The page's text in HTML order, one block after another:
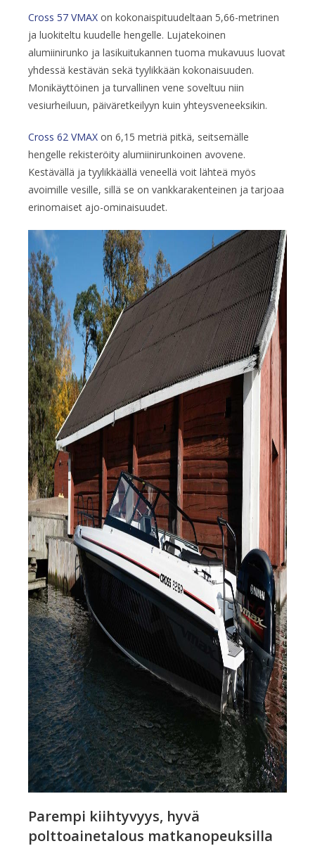
Cross 57 VMAX on kokonaispituudeltaan 5,66-metrinen
ja luokiteltu kuudelle hengelle. Lujatekoinen
alumiinirunko ja lasikuitukannen tuoma mukavuus luovat
yhdessä kestävän sekä tyylikkään kokonaisuuden.
Monikäyttöinen ja turvallinen vene soveltuu niin
vesiurheiluun, päiväretkeilyyn kuin yhteysveneeksikin.
Cross 62 VMAX on 6,15 metriä pitkä, seitsemälle
hengelle rekisteröity alumiinirunkoinen avovene.
Kestävällä ja tyylikkäällä veneellä voit lähteä myös
avoimille vesille, sillä se on vankkarakenteinen ja tarjoaa
erinomaiset ajo-ominaisuudet.
Parempi kiihtyvyys, hyvä
polttoainetalous matkanopeuksilla